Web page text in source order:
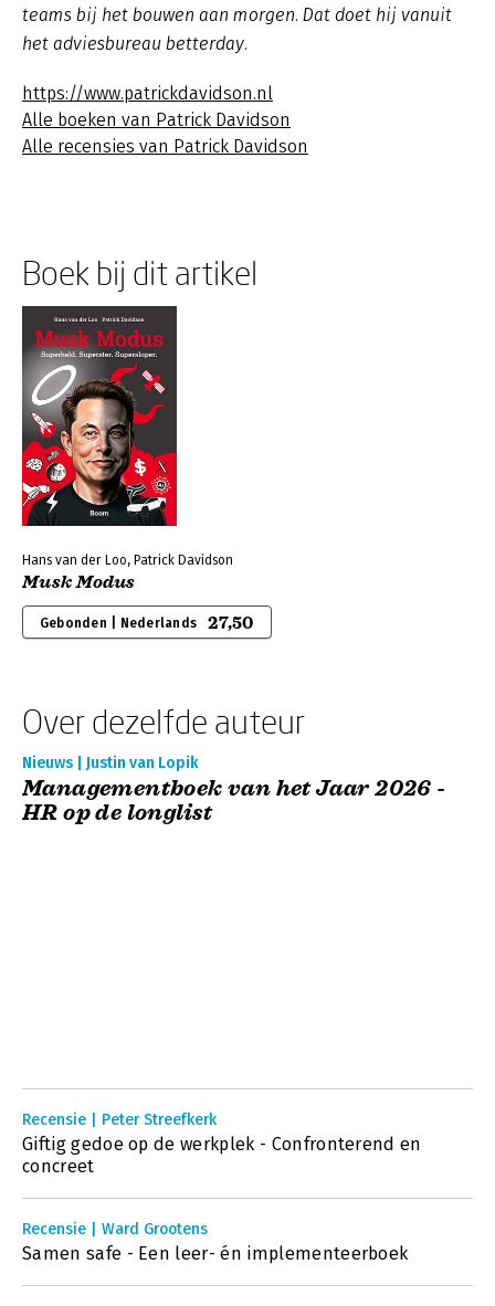
teams bij het bouwen aan morgen. Dat doet hij vanuit
het adviesbureau betterday.
https://www.patrickdavidson.nl
Alle boeken van Patrick Davidson
Alle recensies van Patrick Davidson
Boek bij dit artikel
Hans van der Loo, Patrick Davidson
Musk Modus
Gebonden | Nederlands 27,50
Over dezelfde auteur
Nieuws | Justin van Lopik
Managementboek van het Jaar 2026 -
HR op de longlist
Recensie | Peter Streefkerk
Giftig gedoe op de werkplek - Confronterend en
concreet
Recensie | Ward Grootens
Samen safe - Een leer- én implementeerboek